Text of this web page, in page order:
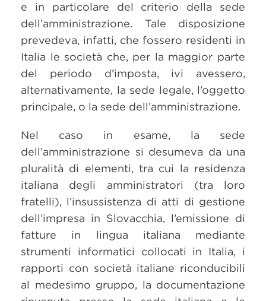
e in particolare del criterio della sede
dell’amministrazione. Tale disposizione
prevedeva, infatti, che fossero residenti in
Italia le società che, per la maggior parte
del periodo d’imposta, ivi avessero,
alternativamente, la sede legale, l’oggetto
principale, o la sede dell’amministrazione.
Nel caso in esame, la sede
dell’amministrazione si desumeva da una
pluralità di elementi, tra cui la residenza
italiana degli amministratori (tra loro
fratelli), l’insussistenza di atti di gestione
dell’impresa in Slovacchia, l’emissione di
fatture in lingua italiana mediante
strumenti informatici collocati in Italia, i
rapporti con società italiane riconducibili
al medesimo gruppo, la documentazione